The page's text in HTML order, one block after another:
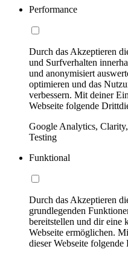
Performance
Durch das Akzeptieren
und Surfverhalten
und anonymisiert
optimieren und das
verbessern. Mit deiner
Webseite folgende
Google Analytics,
Testing
Funktional
Durch das Akzeptieren
grundlegenden
bereitstellen und dir eine
Webseite ermöglichen.
dieser Webseite folgende